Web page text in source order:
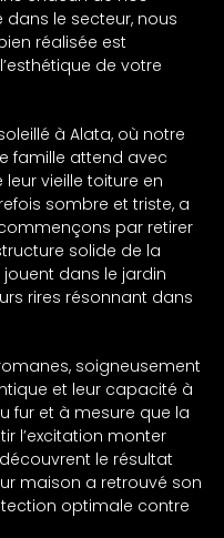
dans le secteur, nous
réalisée est
de votre
à Alata, où notre
famille attend avec
vieille toiture en
sombre et triste, a
par retirer
solide de la
dans le jardin
rires résonnant dans
soigneusement
et leur capacité à
fur et à mesure que la
l’excitation monter
le résultat
maison a retrouvé son
optimale contre